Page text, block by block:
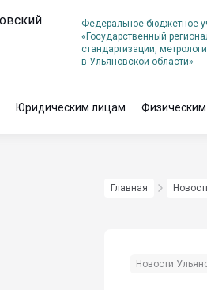
Федеральное бюджетное
«Государственный
стандартизации,
в Ульяновской области»
Юридическим лицам
Главная
Новости